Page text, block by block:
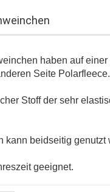
haben auf einer
Seite Polarfleece.
Stoff der sehr
kann beidseitig genutzt
geeignet.